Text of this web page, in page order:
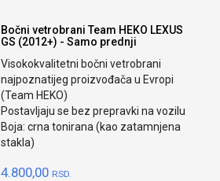
Bočni vetrobrani Team HEKO LEXUS
GS (2012+) - Samo prednji
Visokokvalitetni bočni vetrobrani
najpoznatijeg proizvođača u Evropi
(Team HEKO)
Postavljaju se bez prepravki na vozilu
Boja: crna tonirana (kao zatamnjena
stakla)
4.800,00 RSD.